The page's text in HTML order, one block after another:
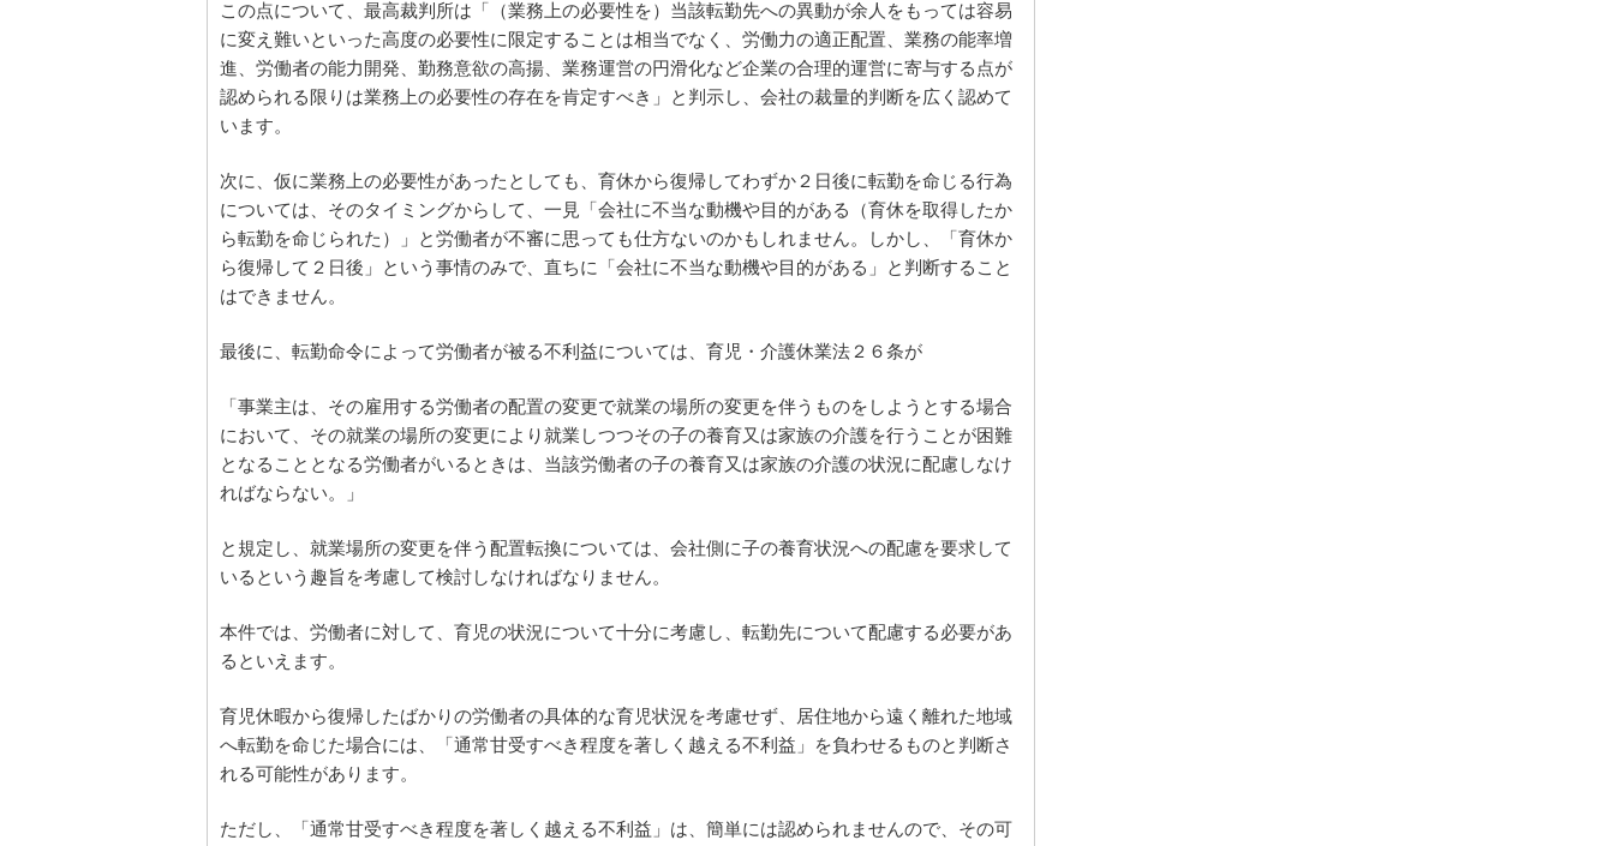
この点について、最高裁判所は「（業務上の必要性を）当該転勤先への異動が余人をもっては容易
に変え難いといった高度の必要性に限定することは相当でなく、労働力の適正配置、業務の能率増
進、労働者の能力開発、勤務意欲の高揚、業務運営の円滑化など企業の合理的運営に寄与する点が
認められる限りは業務上の必要性の存在を肯定すべき」と判示し、会社の裁量的判断を広く認めて
います。
次に、仮に業務上の必要性があったとしても、育休から復帰してわずか２日後に転勤を命じる行為
については、そのタイミングからして、一見「会社に不当な動機や目的がある（育休を取得したか
ら転勤を命じられた）」と労働者が不審に思っても仕方ないのかもしれません。しかし、「育休か
ら復帰して２日後」という事情のみで、直ちに「会社に不当な動機や目的がある」と判断すること
はできません。
最後に、転勤命令によって労働者が被る不利益については、育児・介護休業法２６条が
「事業主は、その雇用する労働者の配置の変更で就業の場所の変更を伴うものをしようとする場合
において、その就業の場所の変更により就業しつつその子の養育又は家族の介護を行うことが困難
となることとなる労働者がいるときは、当該労働者の子の養育又は家族の介護の状況に配慮しなけ
ればならない。」
と規定し、就業場所の変更を伴う配置転換については、会社側に子の養育状況への配慮を要求して
いるという趣旨を考慮して検討しなければなりません。
本件では、労働者に対して、育児の状況について十分に考慮し、転勤先について配慮する必要があ
るといえます。
育児休暇から復帰したばかりの労働者の具体的な育児状況を考慮せず、居住地から遠く離れた地域
へ転勤を命じた場合には、「通常甘受すべき程度を著しく越える不利益」を負わせるものと判断さ
れる可能性があります。
ただし、「通常甘受すべき程度を著しく越える不利益」は、簡単には認められませんので、その可